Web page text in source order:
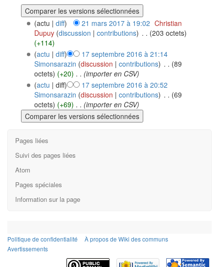
(actu | diff) 21 mars 2017 à 19:02 Christian
Dupuy (discussion | contributions) . . (203 octets)
(+114)
(actu | diff)
17 septembre 2016 à 21:14
Simonsarazin (discussion | contributions) . . (89
octets) (+20) . . (importer en CSV)
(actu | diff)
17 septembre 2016 à 20:52
Simonsarazin (discussion | contributions) . . (69
octets) (+69) . . (importer en CSV)
Pages liées
Suivi des pages liées
Atom
Pages spéciales
Information sur la page
Politique de confidentialité
À propos de Wiki des communs
Avertissements